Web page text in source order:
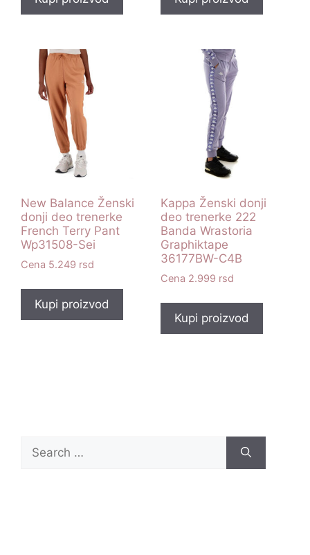
New Balance Ženski
donji deo trenerke
French Terry Pant
Wp31508-Sei
5.249 rsd
Kupi proizvod
Kappa Ženski donji
deo trenerke 222
Banda Wrastoria
Graphiktape
36177BW-C4B
2.999 rsd
Kupi proizvod